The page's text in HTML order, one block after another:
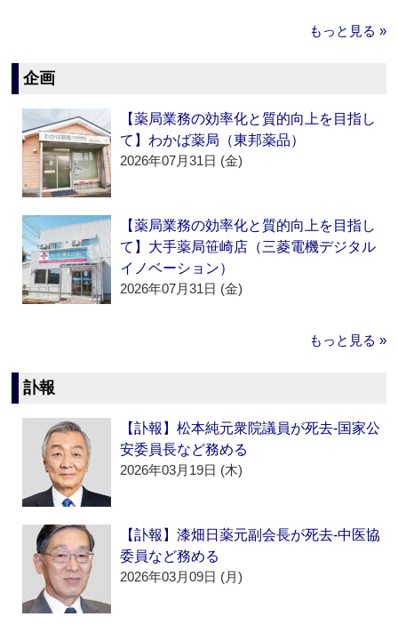
もっと見る »
企画
【薬局業務の効率化と質的向上を目指し
て】わかば薬局（東邦薬品）
2026年07月31日 (金)
【薬局業務の効率化と質的向上を目指し
て】大手薬局笹崎店（三菱電機デジタル
イノベーション）
2026年07月31日 (金)
もっと見る »
訃報
【訃報】松本純元衆院議員が死去‐国家公
安委員長など務める
2026年03月19日 (木)
【訃報】漆畑日薬元副会長が死去‐中医協
委員など務める
2026年03月09日 (月)